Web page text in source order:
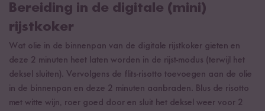
Bereiding in de digitale (mini)
rijstkoker
Wat olie in de binnenpan van de digitale rijstkoker gieten en
deze 2 minuten heet laten worden in de rijst-modus (terwijl het
deksel sluiten). Vervolgens de flits-risotto toevoegen aan de olie
in de binnenpan en deze 2 minuten aanbraden. Blus de risotto
met witte wijn, roer goed door en sluit het deksel weer voor 2